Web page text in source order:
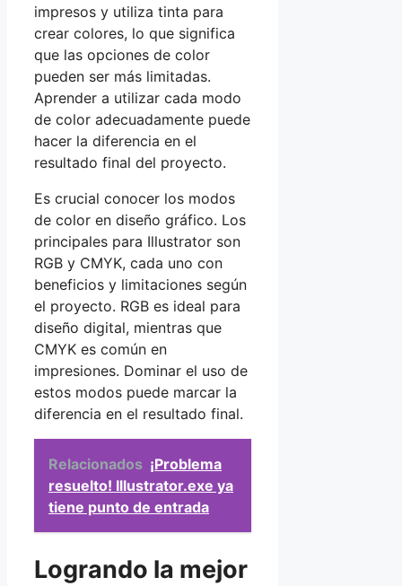
impresos y utiliza tinta para
crear colores, lo que significa
que las opciones de color
pueden ser más limitadas.
Aprender a utilizar cada modo
de color adecuadamente puede
hacer la diferencia en el
resultado final del proyecto.
Es crucial conocer los modos
de color en diseño gráfico. Los
principales para Illustrator son
RGB y CMYK, cada uno con
beneficios y limitaciones según
el proyecto. RGB es ideal para
diseño digital, mientras que
CMYK es común en
impresiones. Dominar el uso de
estos modos puede marcar la
diferencia en el resultado final.
Relacionados ¡Problema
resuelto! Illustrator.exe ya
tiene punto de entrada
Logrando la mejor